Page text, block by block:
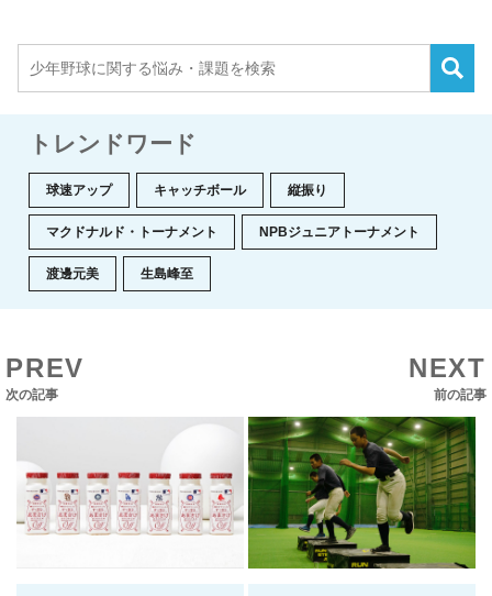
トレンドワード
球速アップ キャッチボール 縦振り
マクドナルド・トーナメント NPBジュニアトーナメント
渡邊元美 生島峰至
PREV
次の記事
NEXT
前の記事